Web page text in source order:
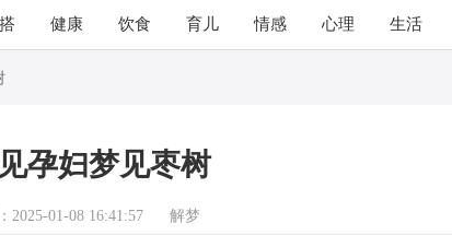
健康 饮食 育儿 情感 心理 生活
孕妇梦见枣树
2025-01-08 16:41:57 解梦